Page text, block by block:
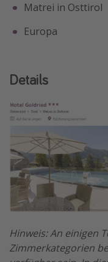
Matrei in Osttirol
Europa
Details
Hinweis: An einigen
Zimmerkategorien